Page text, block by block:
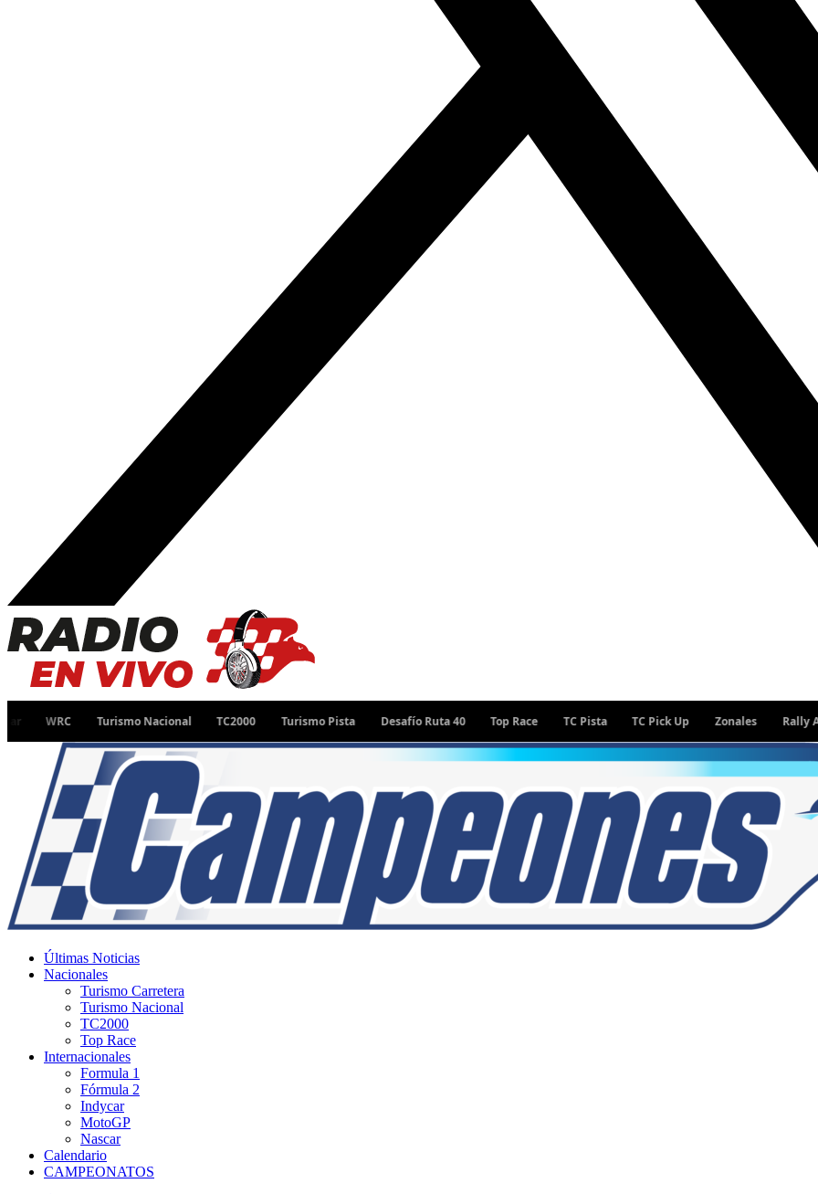
WRC Turismo Nacional TC2000 Turismo Pista Desafío Ruta 40 Top Race TC Pista TC Pick Up Zonales Rally
Últimas Noticias
Nacionales
Turismo Carretera
Turismo Nacional
TC2000
Top Race
Internacionales
Formula 1
Fórmula 2
Indycar
MotoGP
Nascar
Calendario
CAMPEONATOS